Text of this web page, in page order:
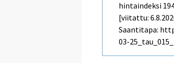
hintaindeksi
[viitattu:
Saantitapa:
03-